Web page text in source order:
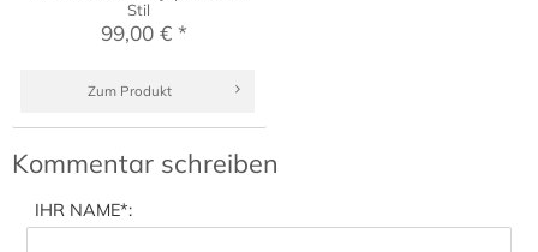
Stil
99,00 € *
Zum Produkt
Kommentar schreiben
IHR NAME*: